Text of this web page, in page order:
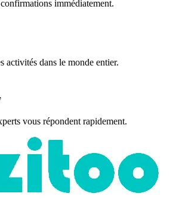
immédiatement.
activités dans le monde entier.
vous répondent rapidement.